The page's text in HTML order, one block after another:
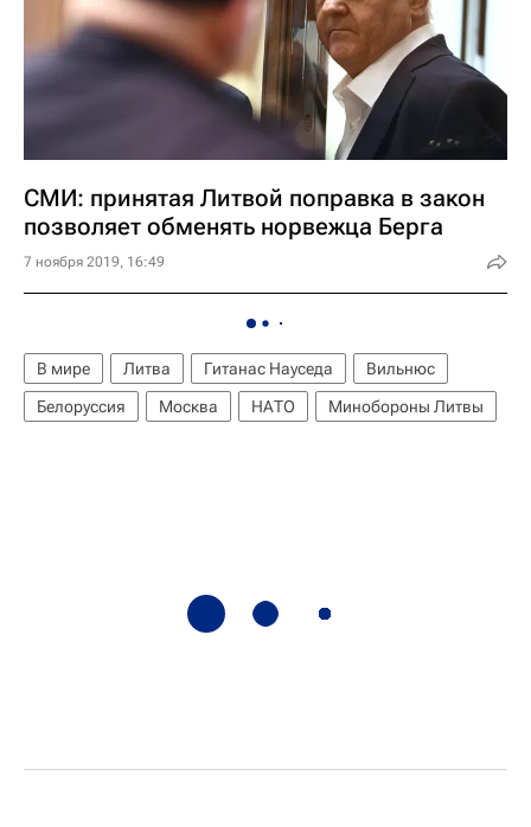
СМИ: принятая Литвой поправка в закон
позволяет обменять норвежца Берга
7 ноября 2019, 16:49
В мире Литва Гитанас Науседа
Вильнюс
Белоруссия
Москва НАТО Минобороны Литвы